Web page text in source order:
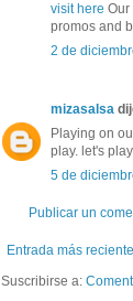
visit here Our
promos and
2 de
mizasalsa
Playing on
play. let's
5 de
Publicar un
Entrada más reciente
Suscribirse a: